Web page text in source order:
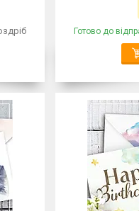
Готово до